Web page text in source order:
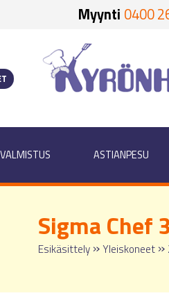
Myynti 0400
ASTIANPESU
Sigma Chef
Esikäsittely »Yleiskoneet »